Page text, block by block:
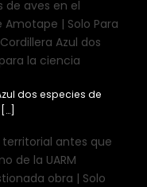
de aves en el
Amotape | Solo Para
Azul dos
la ciencia
dos especies de
antes que
de la UARM
obra | Solo